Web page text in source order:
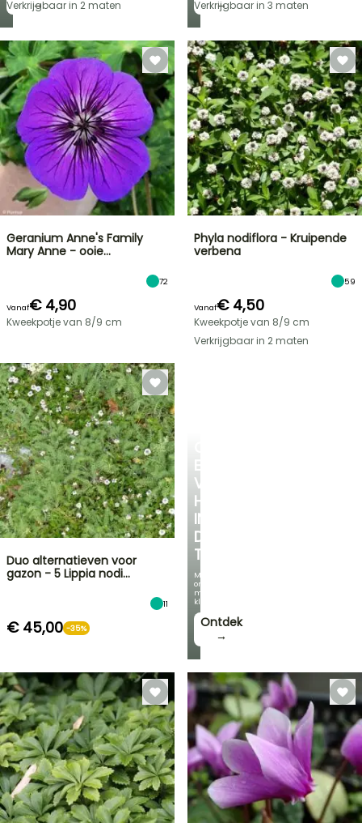
EEN
VERKOELEND
HOEKJE
IN
DE
TUIN
Met
onze
mooiste
klimplanten!
Ontdek
→
→
→
Verkrijgbaar in 2 maten
Verkrijgbaar in 3 maten
Geranium Anne's Family
Mary Anne - ooie…
72
Vanaf€ 4,90
Kweekpotje van 8/9 cm
Phyla nodiflora - Kruipende
verbena
59
Vanaf€ 4,50
Kweekpotje van 8/9 cm
Verkrijgbaar in 2 maten
Duo alternatieven voor
gazon - 5 Lippia nodi…
11
€ 45,00 -35%